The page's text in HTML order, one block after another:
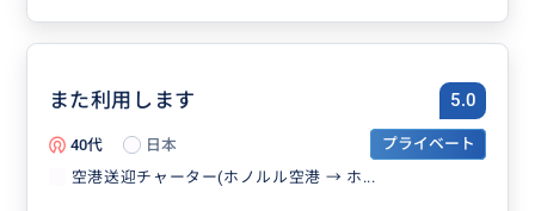
また利用します 5.0
40代 日本
プライベート
空港送迎チャーター(ホノルル空港 → ホ...